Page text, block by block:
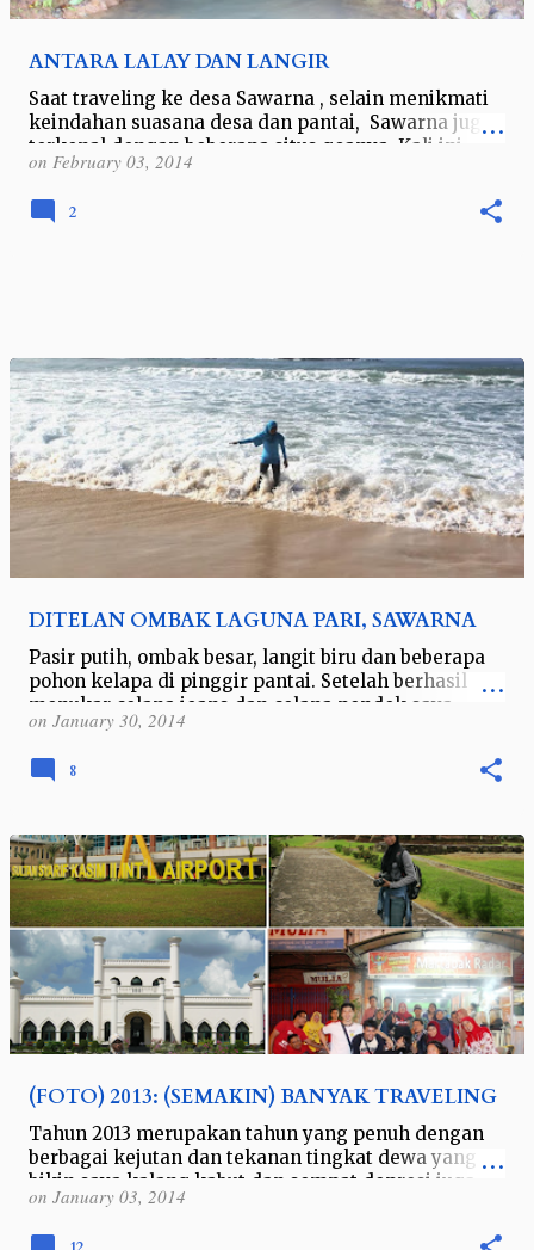
ANTARA LALAY DAN LANGIR
Saat traveling ke desa Sawarna , selain menikmati
keindahan suasana desa dan pantai, Sawarna juga
terkenal dengan beberapa situs goanya. Kali ini
saya dan teman-teman berkesempat…
on February 03, 2014
2
DITELAN OMBAK LAGUNA PARI, SAWARNA
Pasir putih, ombak besar, langit biru dan beberapa
pohon kelapa di pinggir pantai. Setelah berhasil
menukar celana jeans dan celana pendek saya
dengan kawan saya, Dewi Setyorini,…
on January 30, 2014
8
(FOTO) 2013: (SEMAKIN) BANYAK TRAVELING
Tahun 2013 merupakan tahun yang penuh dengan
berbagai kejutan dan tekanan tingkat dewa yang
bikin saya kalang kabut dan sempat depresi juga.
Mulai dari pekerjaan, teman, hingga ke…
on January 03, 2014